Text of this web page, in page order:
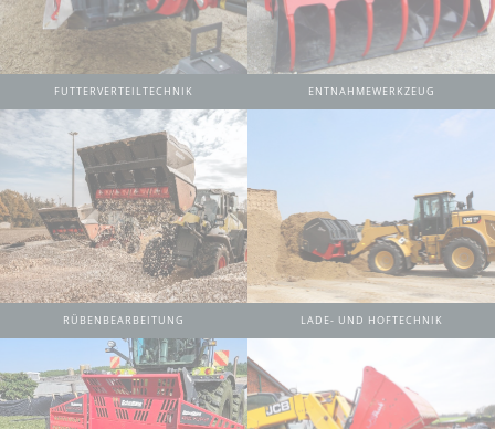
FUTTERVERTEILTECHNIK ENTNAHMEWERKZEUG
RÜBENBEARBEITUNG LADE- UND HOFTECHNIK